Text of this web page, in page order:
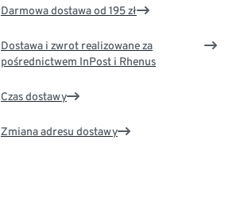
Darmowa dostawa od 195 zł
Dostawa i zwrot realizowane za
pośrednictwem InPost i Rhenus
Czas dostawy
Zmiana adresu dostawy